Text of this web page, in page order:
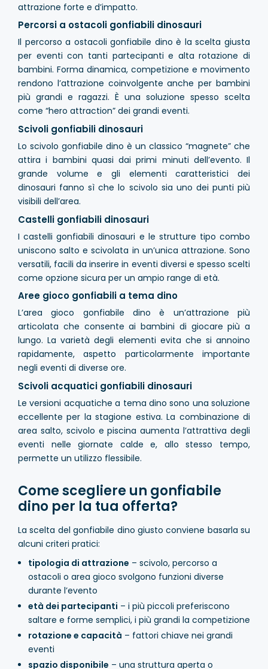
attrazione forte e d’impatto.
Percorsi a ostacoli gonfiabili dinosauri
Il percorso a ostacoli gonfiabile dino è la scelta giusta
per eventi con tanti partecipanti e alta rotazione di
bambini. Forma dinamica, competizione e movimento
rendono l’attrazione coinvolgente anche per bambini
più grandi e ragazzi. È una soluzione spesso scelta
come “hero attraction” dei grandi eventi.
Scivoli gonfiabili dinosauri
Lo scivolo gonfiabile dino è un classico “magnete” che
attira i bambini quasi dai primi minuti dell’evento. Il
grande volume e gli elementi caratteristici dei
dinosauri fanno sì che lo scivolo sia uno dei punti più
visibili dell’area.
Castelli gonfiabili dinosauri
I castelli gonfiabili dinosauri e le strutture tipo combo
uniscono salto e scivolata in un’unica attrazione. Sono
versatili, facili da inserire in eventi diversi e spesso scelti
come opzione sicura per un ampio range di età.
Aree gioco gonfiabili a tema dino
L’area gioco gonfiabile dino è un’attrazione più
articolata che consente ai bambini di giocare più a
lungo. La varietà degli elementi evita che si annoino
rapidamente, aspetto particolarmente importante
negli eventi di diverse ore.
Scivoli acquatici gonfiabili dinosauri
Le versioni acquatiche a tema dino sono una soluzione
eccellente per la stagione estiva. La combinazione di
area salto, scivolo e piscina aumenta l’attrattiva degli
eventi nelle giornate calde e, allo stesso tempo,
permette un utilizzo flessibile.
Come scegliere un gonfiabile
dino per la tua offerta?
La scelta del gonfiabile dino giusto conviene basarla su
alcuni criteri pratici:
tipologia di attrazione – scivolo, percorso a
ostacoli o area gioco svolgono funzioni diverse
durante l’evento
età dei partecipanti – i più piccoli preferiscono
saltare e forme semplici, i più grandi la competizione
rotazione e capacità – fattori chiave nei grandi
eventi
spazio disponibile – una struttura aperta o